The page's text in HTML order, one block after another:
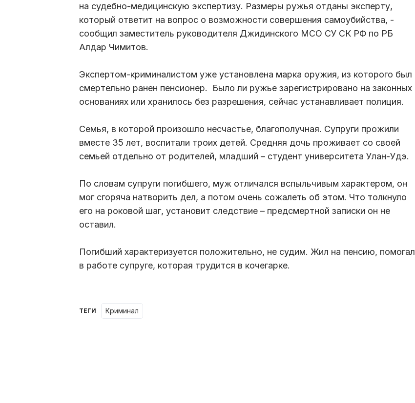
на судебно-медицинскую экспертизу. Размеры ружья отданы эксперту,
который ответит на вопрос о возможности совершения самоубийства, -
сообщил заместитель руководителя Джидинского МСО СУ СК РФ по РБ
Алдар Чимитов.
Экспертом-криминалистом уже установлена марка оружия, из которого был
смертельно ранен пенсионер. Было ли ружье зарегистрировано на законных
основаниях или хранилось без разрешения, сейчас устанавливает полиция.
Семья, в которой произошло несчастье, благополучная. Супруги прожили
вместе 35 лет, воспитали троих детей. Средняя дочь проживает со своей
семьей отдельно от родителей, младший – студент университета Улан-Удэ.
По словам супруги погибшего, муж отличался вспыльчивым характером, он
мог сгоряча натворить дел, а потом очень сожалеть об этом. Что толкнуло
его на роковой шаг, установит следствие – предсмертной записки он не
оставил.
Погибший характеризуется положительно, не судим. Жил на пенсию, помогал
в работе супруге, которая трудится в кочегарке.
ТЕГИ Криминал